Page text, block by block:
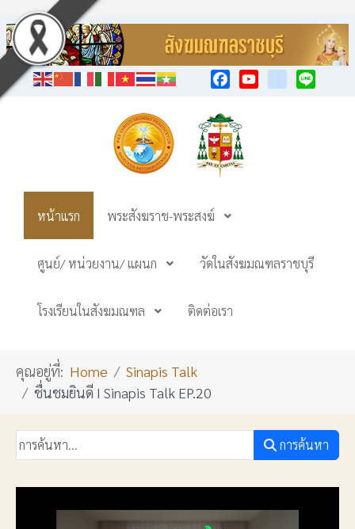
หน้าแรก พระสังฆราช-พระสงฆ์
ศูนย์/ หน่วยงาน/ แผนก วัดในสังฆมณฑลราชบุรี
โรงเรียนในสังฆมณฑล ติดต่อเรา
คุณอยู่ที่: Home
Sinapis Talk
ชื่นชมยินดี I Sinapis Talk EP.20
การค้นหา